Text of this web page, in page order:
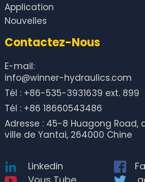
Application
Nouvelles
Contactez-Nous
E-mail:
info@winner-hydraulics.com
Tél : +86-535-3931639 ext. 899
Tél : +86 18660543486
Adresse : 45-8 Huagong Road,
ville de Yantai, 264000 Chine
Linkedin